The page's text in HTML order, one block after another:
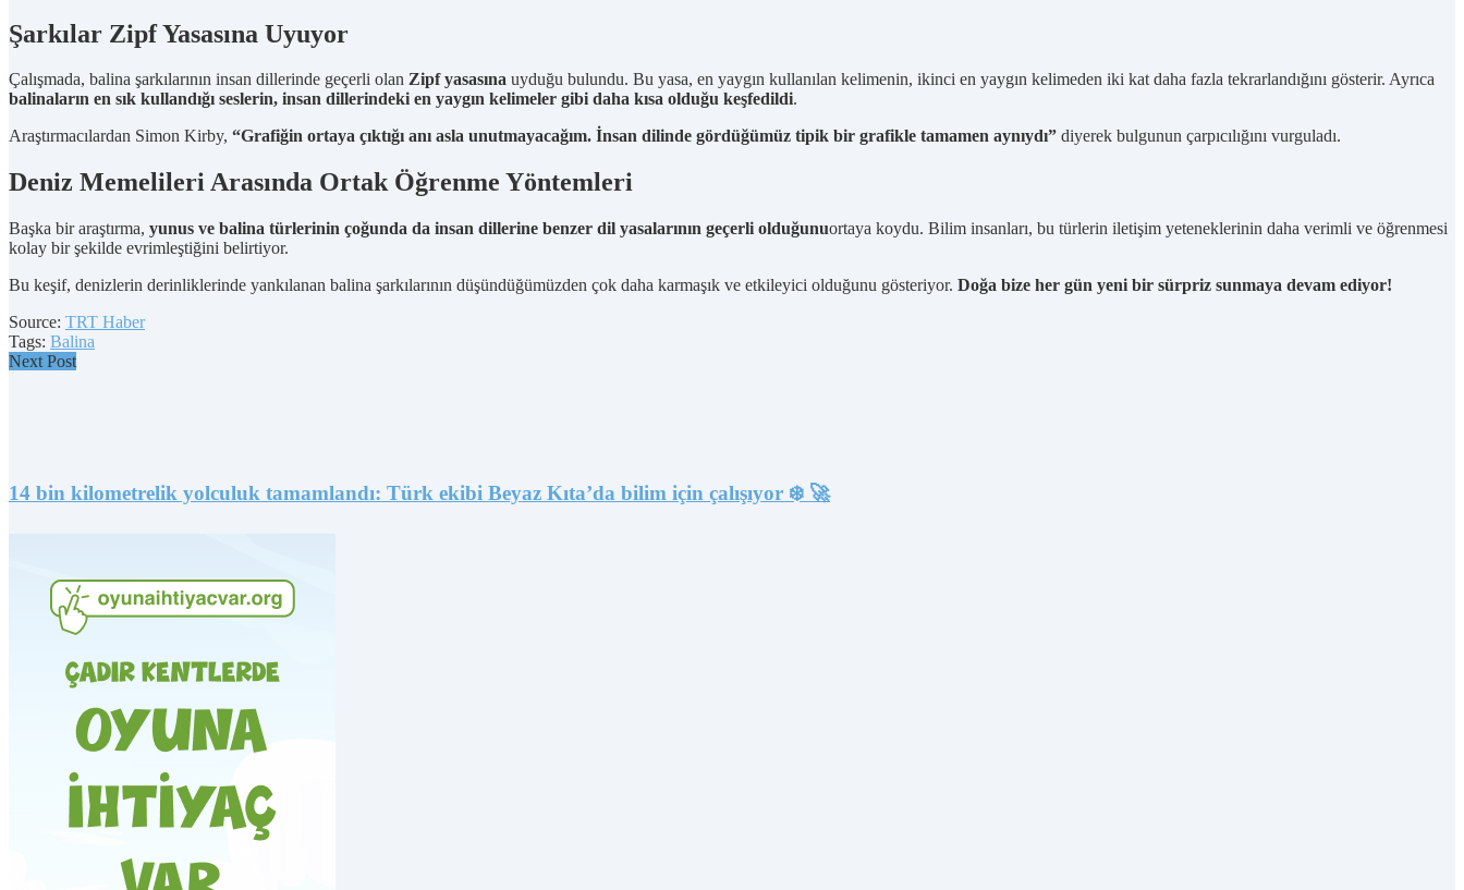
Şarkılar Zipf Yasasına Uyuyor
Çalışmada, balina şarkılarının insan dillerinde geçerli olan Zipf yasasına uyduğu bulundu. Bu yasa, en yaygın kullanılan kelimenin, ikinci en yaygın kelimeden iki kat daha fazla tekrarlandığını gösterir. Ayrıca
balinaların en sık kullandığı seslerin, insan dillerindeki en yaygın kelimeler gibi daha kısa olduğu keşfedildi.
Araştırmacılardan Simon Kirby, “Grafiğin ortaya çıktığı anı asla unutmayacağım. İnsan dilinde gördüğümüz tipik bir grafikle tamamen aynıydı” diyerek bulgunun çarpıcılığını vurguladı.
Deniz Memelileri Arasında Ortak Öğrenme Yöntemleri
Başka bir araştırma, yunus ve balina türlerinin çoğunda da insan dillerine benzer dil yasalarının geçerli olduğunuortaya koydu. Bilim insanları, bu türlerin iletişim yeteneklerinin daha verimli ve öğrenmesi
kolay bir şekilde evrimleştiğini belirtiyor.
Bu keşif, denizlerin derinliklerinde yankılanan balina şarkılarının düşündüğümüzden çok daha karmaşık ve etkileyici olduğunu gösteriyor. Doğa bize her gün yeni bir sürpriz sunmaya devam ediyor!
Source: TRT Haber
Tags: Balina
Next Post
14 bin kilometrelik yolculuk tamamlandı: Türk ekibi Beyaz Kıta’da bilim için çalışıyor ❄️ 🚀